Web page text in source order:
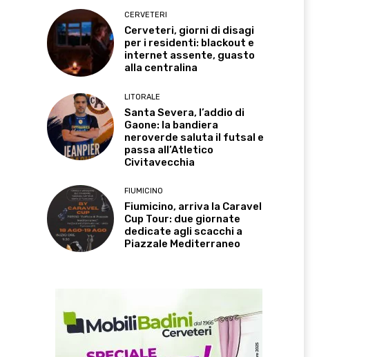
CERVETERI
Cerveteri, giorni di disagi
per i residenti: blackout e
internet assente, guasto
alla centralina
LITORALE
Santa Severa, l’addio di
Gaone: la bandiera
neroverde saluta il futsal e
passa all’Atletico
Civitavecchia
FIUMICINO
Fiumicino, arriva la Caravel
Cup Tour: due giornate
dedicate agli scacchi a
Piazzale Mediterraneo